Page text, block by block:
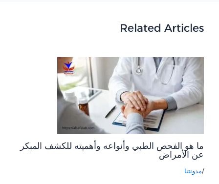
Related Articles
ما هو الفحص الطبي وأنواعه وأهميته للكشف المبكر
عن الأمراض
/مدونتنا